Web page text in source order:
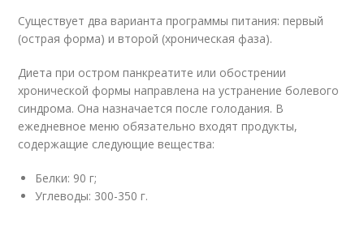
Существует два варианта программы питания: первый
(острая форма) и второй (хроническая фаза).
Диета при остром панкреатите или обострении
хронической формы направлена на устранение болевого
синдрома. Она назначается после голодания. В
ежедневное меню обязательно входят продукты,
содержащие следующие вещества:
Белки: 90 г;
Углеводы: 300-350 г.